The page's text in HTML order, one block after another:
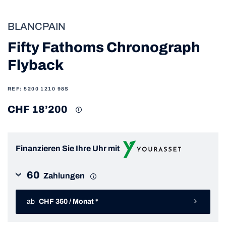
BLANCPAIN
Fifty Fathoms Chronograph
Flyback
REF: 5200 1210 98S
CHF 18’200
Finanzieren Sie Ihre Uhr mit
60 Zahlungen
ab CHF 350 / Monat *